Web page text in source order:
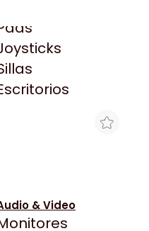
& Video
OF HEROES
de Max Tecno